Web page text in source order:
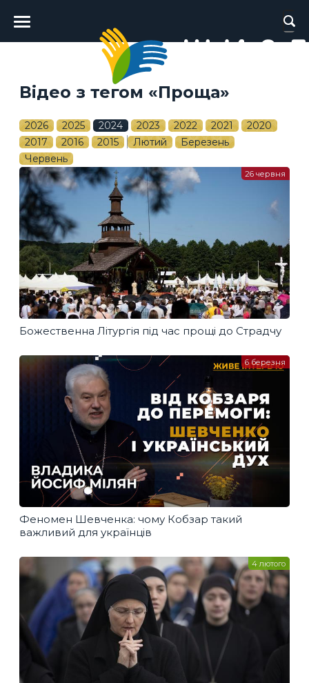
Головне
меню
Відео з тегом «Проща»
2026 2025 2024 2023 2022 2021
2020
2017
2016 2015 Лютий
Березень
Червень
Божественна Літургія під час прощі до Страдчу
26 червня
Феномен Шевченка: чому Кобзар такий
важливий для українців
6 березня
4 лютого